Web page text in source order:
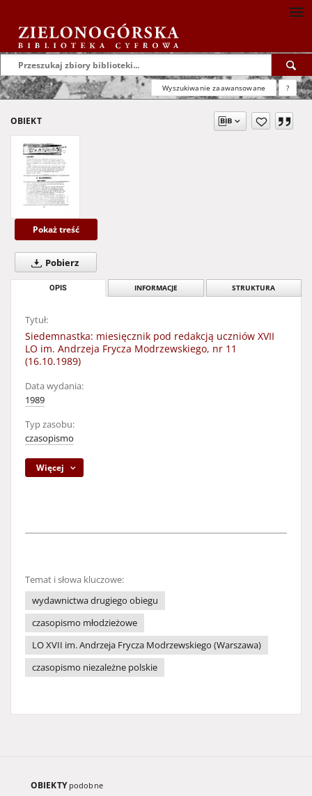
Wyszukiwanie zaawansowane ?
OBIEKT
Pokaż treść
Pobierz
OPIS INFORMACJE STRUKTURA
Tytuł:
Siedemnastka: miesięcznik pod redakcją uczniów XVII
LO im. Andrzeja Frycza Modrzewskiego, nr 11
(16.10.1989)
Data wydania:
1989
Typ zasobu:
czasopismo
Więcej
Temat i słowa kluczowe:
wydawnictwa drugiego obiegu
czasopismo młodzieżowe
LO XVII im. Andrzeja Frycza Modrzewskiego (Warszawa)
czasopismo niezależne polskie
OBIEKTY podobne